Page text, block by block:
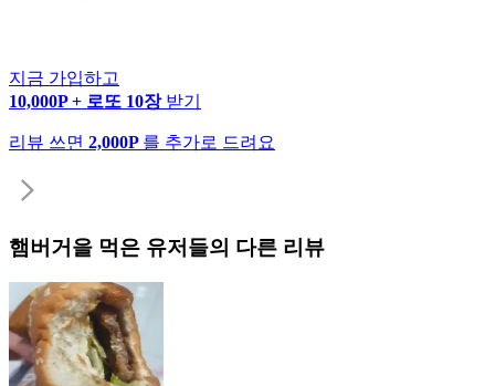
지금 가입하고
10,000P + 로또 10장 받기
리뷰 쓰면 2,000P 를 추가로 드려요
햄버거 을 먹은 유저들의 다른 리뷰